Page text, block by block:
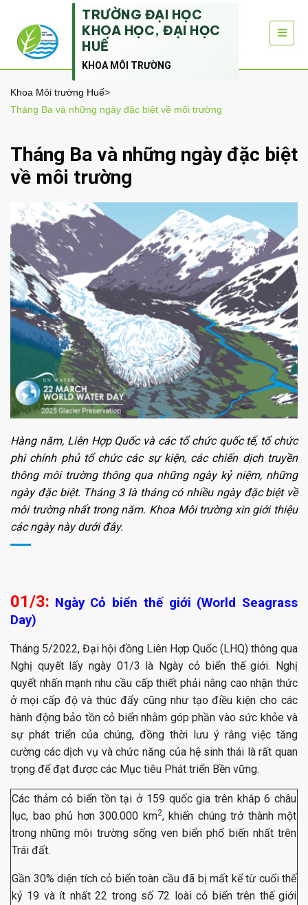
TRƯỜNG ĐẠI HỌC
KHOA HỌC, ĐẠI HỌC
HUẾ
KHOA MÔI TRƯỜNG
Khoa Môi trường Huế>
Tháng Ba và những ngày đặc biệt về môi trường
Tháng Ba và những ngày đặc biệt
về môi trường
Hàng năm, Liên Hợp Quốc và các tổ chức quốc tế, tổ chức
phi chính phủ tổ chức các sự kiện, các chiến dịch truyền
thông môi trường thông qua những ngày kỷ niệm, những
ngày đặc biệt. Tháng 3 là tháng có nhiều ngày đặc biệt về
môi trường nhất trong năm. Khoa Môi trường xin giới thiệu
các ngày này dưới đây.
01/3: Ngày Cỏ biển thế giới (World Seagrass
Day)
Tháng 5/2022, Đại hội đồng Liên Hợp Quốc (LHQ) thông qua
Nghị quyết lấy ngày 01/3 là Ngày cỏ biển thế giới. Nghị
quyết nhấn mạnh nhu cầu cấp thiết phải nâng cao nhận thức
ở mọi cấp độ và thúc đẩy cũng như tạo điều kiện cho các
hành động bảo tồn cỏ biển nhằm góp phần vào sức khỏe và
sự phát triển của chúng, đồng thời lưu ý rằng việc tăng
cường các dịch vụ và chức năng của hệ sinh thái là rất quan
trọng để đạt được các Mục tiêu Phát triển Bền vững.
Các thảm cỏ biển tồn tại ở 159 quốc gia trên khắp 6 châu
lục, bao phủ hơn 300.000 km2, khiến chúng trở thành một
trong những môi trường sống ven biển phổ biến nhất trên
Trái đất.
Gần 30% diện tích cỏ biển toàn cầu đã bị mất kể từ cuối thế
kỷ 19 và ít nhất 22 trong số 72 loài cỏ biển trên thế giới